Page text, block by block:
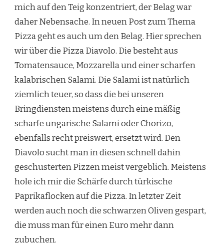
mich auf den Teig konzentriert, der Belag war
daher Nebensache. In neuen Post zum Thema
Pizza geht es auch um den Belag. Hier sprechen
wir über die Pizza Diavolo. Die besteht aus
Tomatensauce, Mozzarella und einer scharfen
kalabrischen Salami. Die Salami ist natürlich
ziemlich teuer, so dass die bei unseren
Bringdiensten meistens durch eine mäßig
scharfe ungarische Salami oder Chorizo,
ebenfalls recht preiswert, ersetzt wird. Den
Diavolo sucht man in diesen schnell dahin
geschusterten Pizzen meist vergeblich. Meistens
hole ich mir die Schärfe durch türkische
Paprikaflocken auf die Pizza. In letzter Zeit
werden auch noch die schwarzen Oliven gespart,
die muss man für einen Euro mehr dann
zubuchen.